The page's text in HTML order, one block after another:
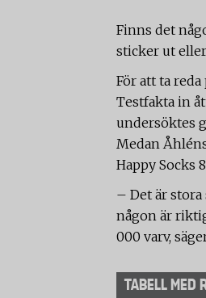
Finns det
sticker ut
För att ta
Testfakta in
undersöktes
Medan
Happy Socks
– Det är
någon är
000 varv,
TABELL MED